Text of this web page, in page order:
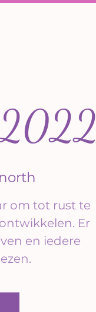
2022
om tot rust te
Er
en iedere